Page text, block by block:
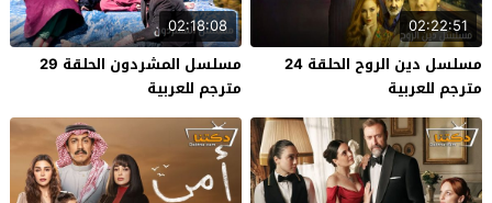
02:22:51
مسلسل دين الروح الحلقة 24
مترجم للعربية
02:18:08
مسلسل المشردون الحلقة 29
مترجم للعربية